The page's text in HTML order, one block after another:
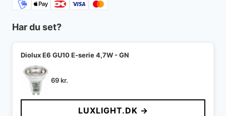
Har du set?
Diolux E6 GU10 E-serie 4,7W - GN
69kr.
LUXLIGHT.DK →